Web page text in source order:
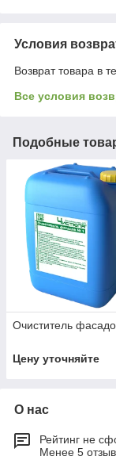
Условия
Возврат товара в
Все условия
Подобные
Очиститель
Цену уточняйте
О нас
Рейтинг не
Менее 5